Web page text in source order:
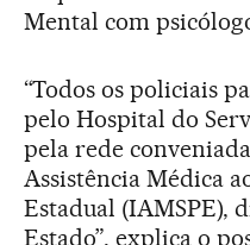
Mental com
“Todos os policiais
pelo Hospital do
pela rede
Assistência Médica
Estadual (IAMSPE),
Estado”, explica o